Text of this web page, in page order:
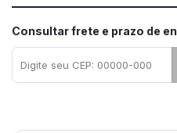
Consultar frete e prazo de